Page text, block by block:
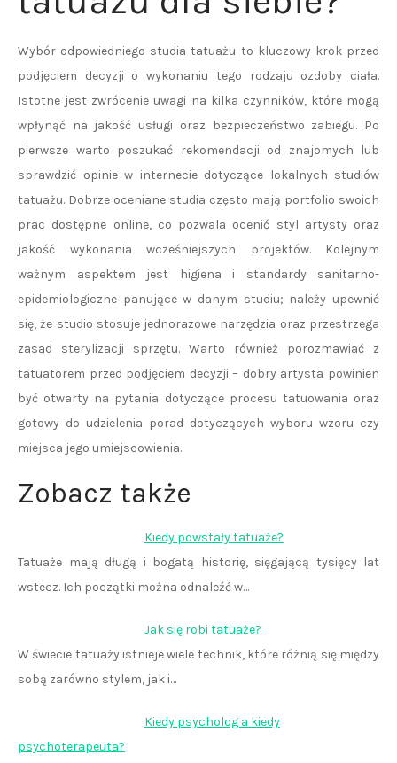
Wybór odpowiedniego studia tatuażu to kluczowy krok przed
podjęciem decyzji o wykonaniu tego rodzaju ozdoby ciała.
Istotne jest zwrócenie uwagi na kilka czynników, które mogą
wpłynąć na jakość usługi oraz bezpieczeństwo zabiegu. Po
pierwsze warto poszukać rekomendacji od znajomych lub
sprawdzić opinie w internecie dotyczące lokalnych studiów
tatuażu. Dobrze oceniane studia często mają portfolio swoich
prac dostępne online, co pozwala ocenić styl artysty oraz
jakość wykonania wcześniejszych projektów. Kolejnym
ważnym aspektem jest higiena i standardy sanitarno-
epidemiologiczne panujące w danym studiu; należy upewnić
się, że studio stosuje jednorazowe narzędzia oraz przestrzega
zasad sterylizacji sprzętu. Warto również porozmawiać z
tatuatorem przed podjęciem decyzji – dobry artysta powinien
być otwarty na pytania dotyczące procesu tatuowania oraz
gotowy do udzielenia porad dotyczących wyboru wzoru czy
miejsca jego umiejscowienia.
Zobacz także
Kiedy powstały tatuaże?
Tatuaże mają długą i bogatą historię, sięgającą tysięcy lat
wstecz. Ich początki można odnaleźć w…
Jak się robi tatuaże?
W świecie tatuaży istnieje wiele technik, które różnią się między
sobą zarówno stylem, jak i…
Kiedy psycholog a kiedy
psychoterapeuta?